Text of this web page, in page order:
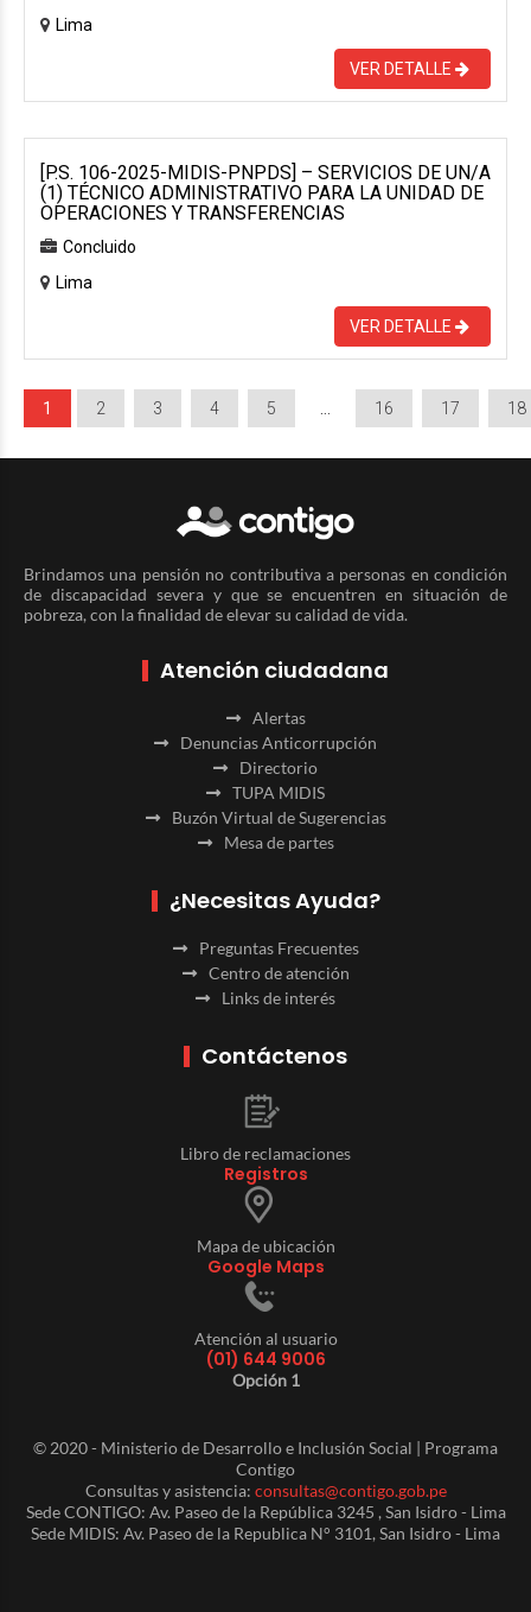
Lima
VER DETALLE
[P.S. 106-2025-MIDIS-PNPDS] – SERVICIOS DE UN/A
(1) TÉCNICO ADMINISTRATIVO PARA LA UNIDAD DE
OPERACIONES Y TRANSFERENCIAS
Concluido
Lima
VER DETALLE
1 2 3 4 5 16 17 18
Brindamos una pensión no contributiva a personas en condición
de discapacidad severa y que se encuentren en situación de
pobreza, con la finalidad de elevar su calidad de vida.
Atención ciudadana
Alertas
Denuncias Anticorrupción
Directorio
TUPA MIDIS
Buzón Virtual de Sugerencias
Mesa de partes
¿Necesitas Ayuda?
Preguntas Frecuentes
Centro de atención
Links de interés
Contáctenos
Libro de reclamaciones
Registros
Mapa de ubicación
Google Maps
Atención al usuario
(01) 644 9006
Opción 1
© 2020 - Ministerio de Desarrollo e Inclusión Social | Programa
Contigo
Consultas y asistencia: consultas@contigo.gob.pe
Sede CONTIGO: Av. Paseo de la República 3245 , San Isidro - Lima
Sede MIDIS: Av. Paseo de la Republica N° 3101, San Isidro - Lima